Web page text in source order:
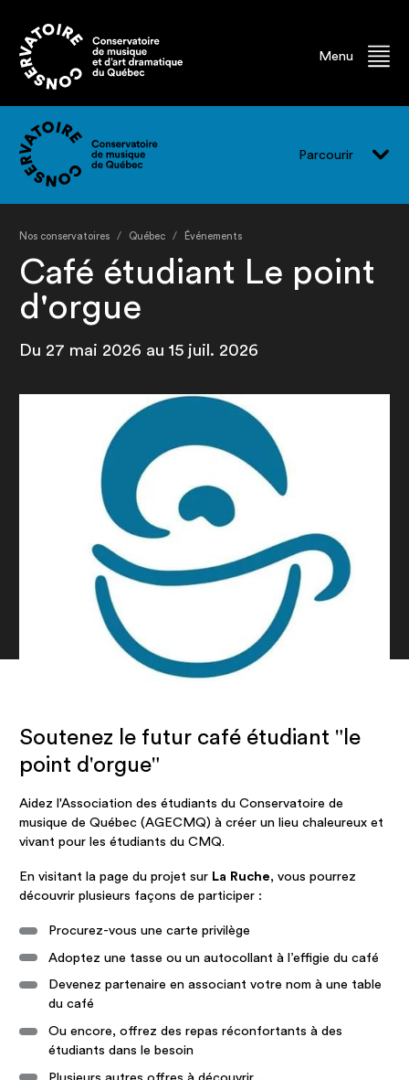
Menu
Parcourir
Programmes
Événements
Professeur.e.s
Finissant.e.s
Ancien.ne.s
Nos conservatoires Québec Événements
Café étudiant Le point
d'orgue
Du 27 mai 2026 au 15 juil. 2026
Soutenez le futur café étudiant "le
point d'orgue"
Aidez l'Association des étudiants du Conservatoire de
musique de Québec (AGECMQ) à créer un lieu chaleureux et
vivant pour les étudiants du CMQ.
En visitant la page du projet sur La Ruche, vous pourrez
découvrir plusieurs façons de participer :
Procurez-vous une carte privilège
Adoptez une tasse ou un autocollant à l’effigie du café
Devenez partenaire en associant votre nom à une table
du café
Ou encore, offrez des repas réconfortants à des
étudiants dans le besoin